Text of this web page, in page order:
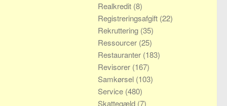
Realkredit (8)
Registreringsafgift (22)
Rekruttering (35)
Ressourcer (25)
Restauranter (183)
Revisorer (167)
Samkørsel (103)
Service (480)
Skattegæld (7)